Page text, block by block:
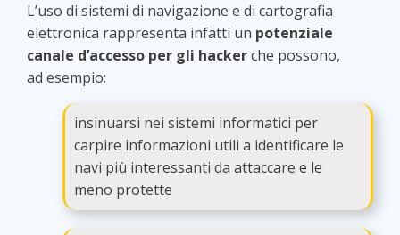
L’uso di sistemi di navigazione e di cartografia
elettronica rappresenta infatti un potenziale
canale d’accesso per gli hackerche possono,
ad esempio:
insinuarsi nei sistemi informatici per
carpire informazioni utili a identificare le
navi più interessanti da attaccare e le
meno protette